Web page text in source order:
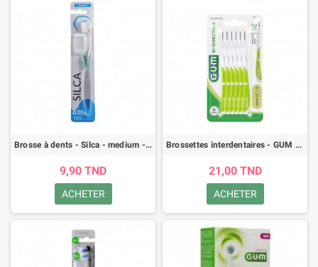
Brosse à dents - Silca - medium - bleu
9,90 TND
ACHETER
Brossettes interdentaires - GUM Bi-Direction - taille 0.7 - vert - 6pcs
21,00 TND
ACHETER